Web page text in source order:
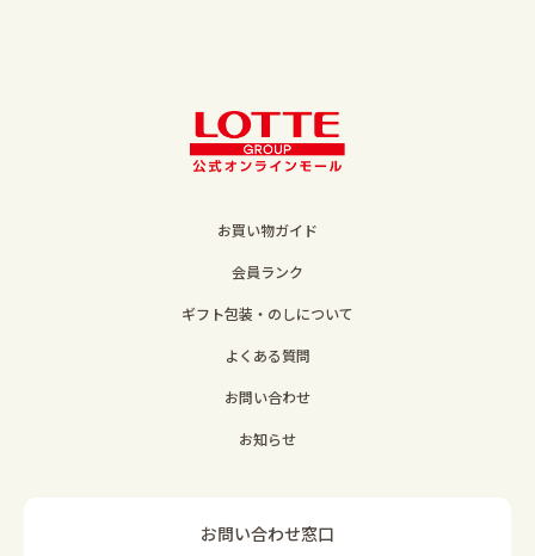
お買い物ガイド
会員ランク
ギフト包装・のしについて
よくある質問
お問い合わせ
お知らせ
お問い合わせ窓口